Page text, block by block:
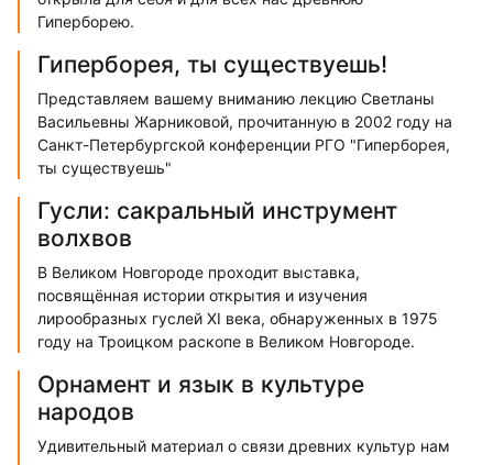
Гиперборею.
Гиперборея, ты существуешь!
Представляем вашему вниманию лекцию Светланы
Васильевны Жарниковой, прочитанную в 2002 году на
Санкт-Петербургской конференции РГО "Гиперборея,
ты существуешь"
Гусли: сакральный инструмент
волхвов
В Великом Новгороде проходит выставка,
посвящённая истории открытия и изучения
лирообразных гуслей XI века, обнаруженных в 1975
году на Троицком раскопе в Великом Новгороде.
Орнамент и язык в культуре
народов
Удивительный материал о связи древних культур нам